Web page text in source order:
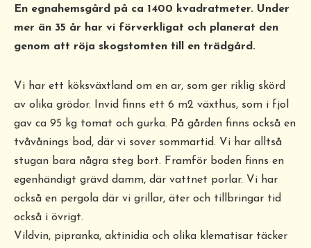
En egnahemsgård på ca 1400 kvadratmeter. Under
mer än 35 år har vi förverkligat och planerat den
genom att röja skogstomten till en trädgård.
Vi har ett köksväxtland om en ar, som ger riklig skörd
av olika grödor. Invid finns ett 6 m2 växthus, som i fjol
gav ca 95 kg tomat och gurka. På gården finns också en
tvåvånings bod, där vi sover sommartid. Vi har alltså
stugan bara några steg bort. Framför boden finns en
egenhändigt grävd damm, där vattnet porlar. Vi har
också en pergola där vi grillar, äter och tillbringar tid
också i övrigt.
Vildvin, pipranka, aktinidia och olika klematisar täcker